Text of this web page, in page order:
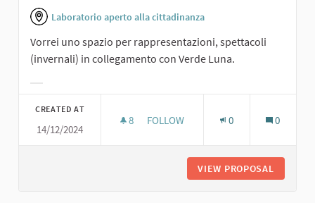
Laboratorio aperto alla cittadinanza
Vorrei uno spazio per rappresentazioni, spettacoli
(invernali) in collegamento con Verde Luna.
CREATED AT
14/12/2024
8 8 FOLLOWERS
FOLLOW 0 0
VIEW PROPOSAL